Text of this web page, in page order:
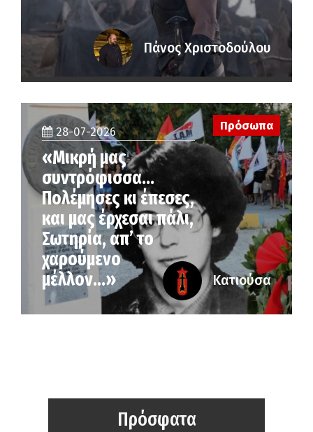
Πάνος Χριστοδούλου
28-07-2026
«Μικρή μας
συντρόφισσα…
Πολέμησες κι έπεσες,
και μας έρχεσαι πάλι,
Σωτηρία, απ’ το
χαρούμενο
μέλλον…»
Πρόσωπα
Κατιούσα
Πρόσφατα